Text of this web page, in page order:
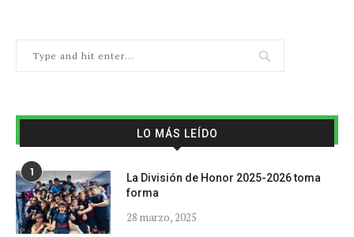
LO MÁS LEÍDO
1
La División de Honor 2025-2026 toma
forma
28 marzo, 2025